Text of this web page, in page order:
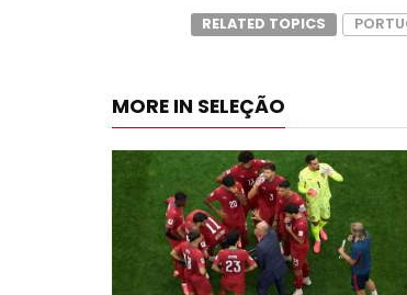
RELATED TOPICS
MORE IN SELEÇÃO